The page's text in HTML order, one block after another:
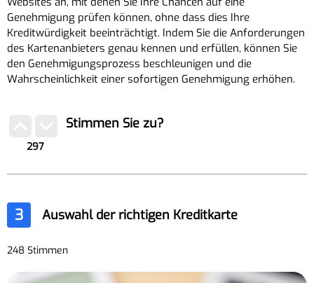
Genehmigung prüfen können, ohne dass dies Ihre
Kreditwürdigkeit beeinträchtigt. Indem Sie die Anforderungen
des Kartenanbieters genau kennen und erfüllen, können Sie
den Genehmigungsprozess beschleunigen und die
Wahrscheinlichkeit einer sofortigen Genehmigung erhöhen.
297
Stimmen Sie zu?
3 Auswahl der richtigen Kreditkarte
248 Stimmen